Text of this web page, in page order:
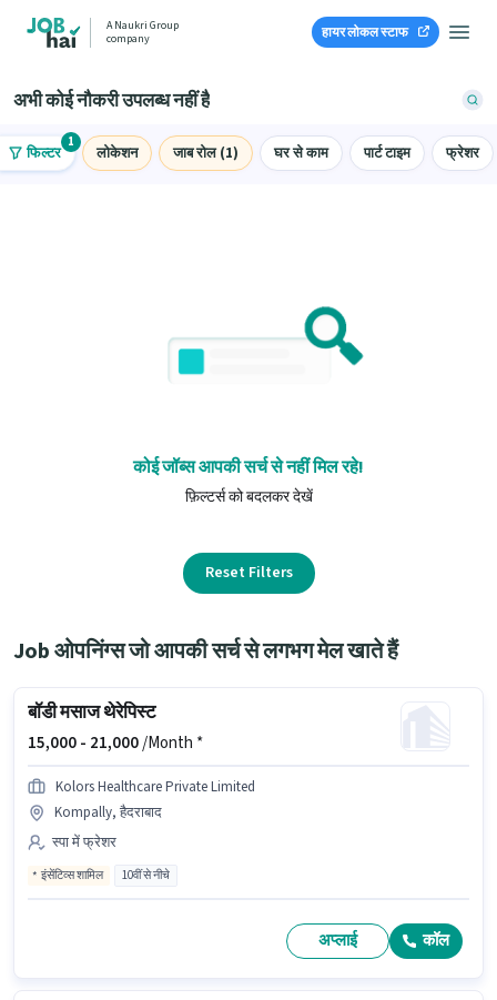
A Naukri Group
company
हायर लोकल स्टाफ
अभी कोई नौकरी उपलब्ध नहीं है
फिल्टर
1
लोकेशन जाब रोल (1) घर से काम पार्ट टाइम फ्रेशर
कोई जॉब्स आपकी सर्च से नहीं मिल रहे!
फ़िल्टर्स को बदलकर देखें
Reset Filters
Job ओपनिंग्स जो आपकी सर्च से लगभग मेल खाते हैं
बॉडी मसाज थेरेपिस्ट
15,000 - 21,000/Month *
Kolors Healthcare Private Limited
Kompally, हैदराबाद
स्पा में फ्रेशर
इंसेंटिव्स शामिल 10वीं से नीचे
अप्लाई कॉल